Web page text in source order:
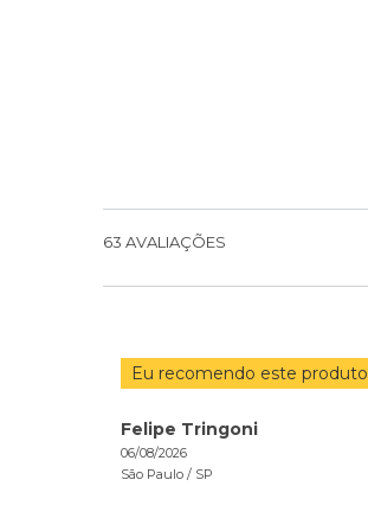
63 AVALIAÇÕES
Eu recomendo este produto
Felipe Tringoni
06/08/2026
São Paulo / SP